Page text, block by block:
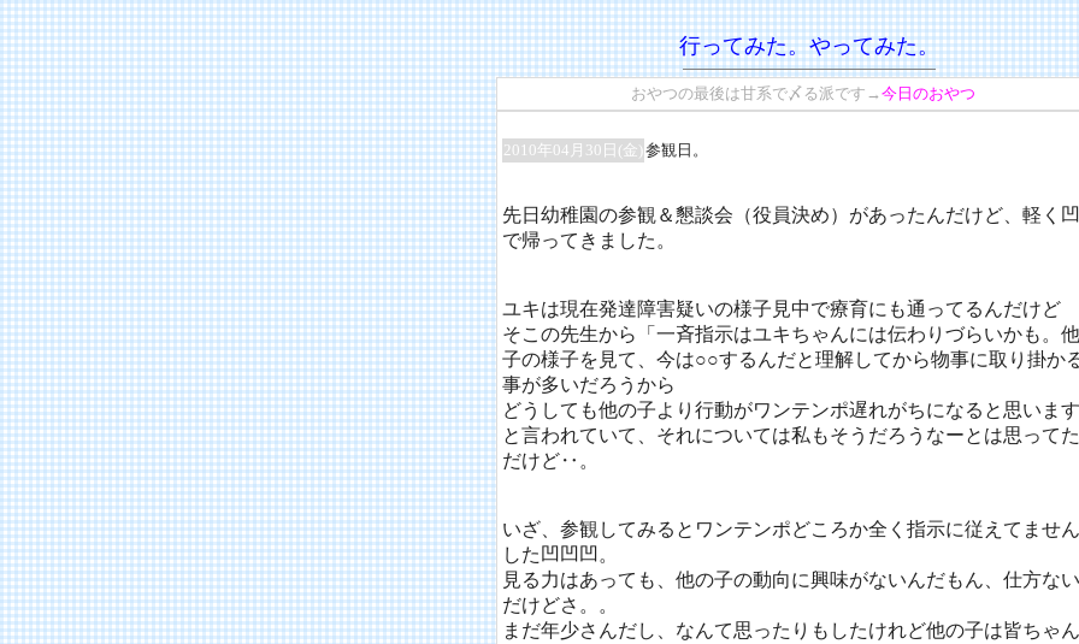
行ってみた。やってみた。
おやつの最後は甘系で〆る派です→ 今日のおやつ
2010年04月30日(金)参観日。
先日幼稚園の参観＆懇談会（役員決め）があったんだけど、軽く
で帰ってきました。
ユキは現在発達障害疑いの様子見中で療育にも通ってるんだけど
そこの先生から「一斉指示はユキちゃんには伝わりづらいかも。
子の様子を見て、今は○○するんだと理解してから物事に取り掛か
事が多いだろうから
どうしても他の子より行動がワンテンポ遅れがちになると思いま
と言われていて、それについては私もそうだろうなーとは思って
だけど‥。
いざ、参観してみるとワンテンポどころか全く指示に従えてませ
した凹凹凹。
見る力はあっても、他の子の動向に興味がないんだもん、仕方な
だけどさ。。
まだ年少さんだし、なんて思ったりもしたけれど他の子は皆ちゃ